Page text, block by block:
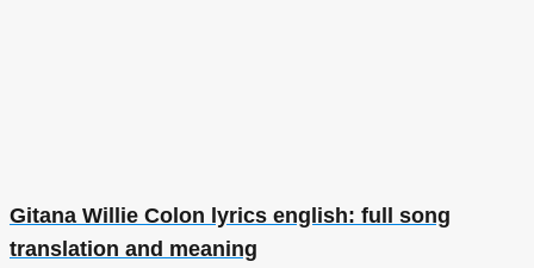
Gitana Willie Colon lyrics english: full song
translation and meaning